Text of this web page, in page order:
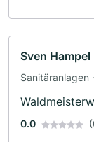
Sven Hampel
Sanitäranlagen
0.0